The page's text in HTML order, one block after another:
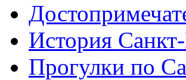
История
Прогулки по